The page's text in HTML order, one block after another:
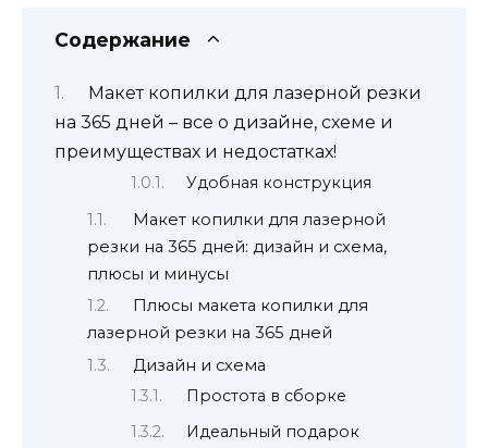
Содержание
Макет копилки для лазерной резки
на 365 дней – все о дизайне, схеме и
преимуществах и недостатках!
Удобная конструкция
Макет копилки для лазерной
резки на 365 дней: дизайн и схема,
плюсы и минусы
Плюсы макета копилки для
лазерной резки на 365 дней
Дизайн и схема
Простота в сборке
Идеальный подарок